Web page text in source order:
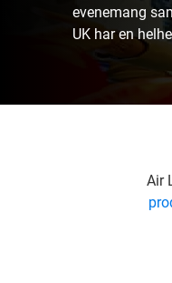
evenemang
UK har en
Air